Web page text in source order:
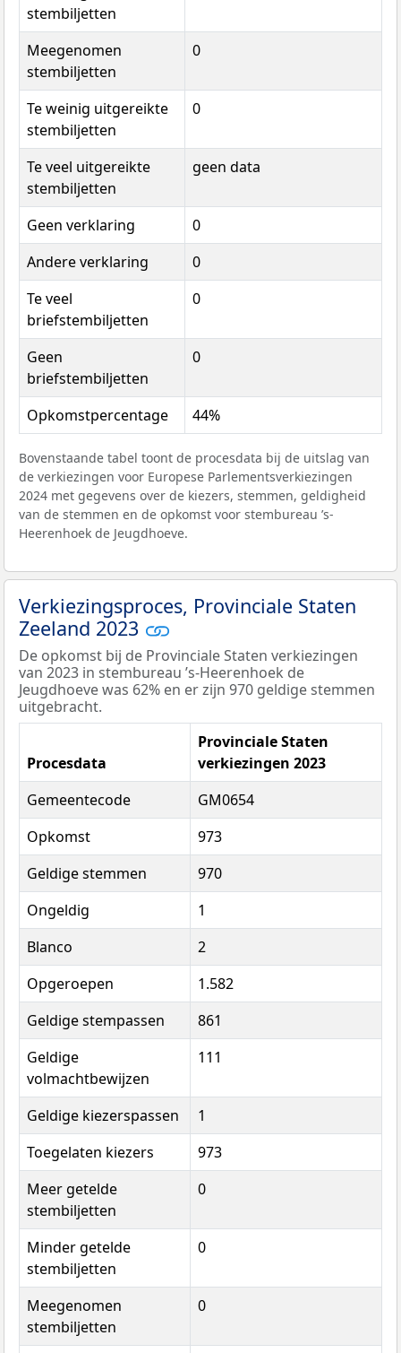
stembiljetten
Meegenomen
stembiljetten
0
Te weinig uitgereikte
stembiljetten
0
Te veel uitgereikte
stembiljetten
geen data
Geen verklaring
0
Andere verklaring
0
Te veel
briefstembiljetten
0
Geen
briefstembiljetten
0
Opkomstpercentage 44%
Bovenstaande tabel toont de procesdata bij de uitslag van
de verkiezingen voor Europese Parlementsverkiezingen
2024 met gegevens over de kiezers, stemmen, geldigheid
van de stemmen en de opkomst voor stembureau ’s-
Heerenhoek de Jeugdhoeve.
Verkiezingsproces, Provinciale Staten
Zeeland 2023
De opkomst bij de Provinciale Staten verkiezingen
van 2023 in stembureau ’s-Heerenhoek de
Jeugdhoeve was 62% en er zijn 970 geldige stemmen
uitgebracht.
Procesdata
Provinciale Staten
verkiezingen 2023
Gemeentecode
GM0654
Opkomst
973
Geldige stemmen
970
Ongeldig
1
Blanco
2
Opgeroepen
1.582
Geldige stempassen
861
Geldige
volmachtbewijzen
111
Geldige kiezerspassen
1
Toegelaten kiezers
973
Meer getelde
stembiljetten
0
Minder getelde
stembiljetten
0
Meegenomen
stembiljetten
0